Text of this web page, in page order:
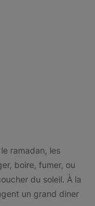
ramadan, les
boire, fumer, ou
du soleil. À la
un grand diner